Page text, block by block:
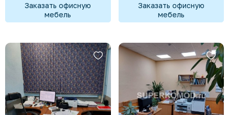
Заказать офисную
мебель
Заказать офисную
мебель